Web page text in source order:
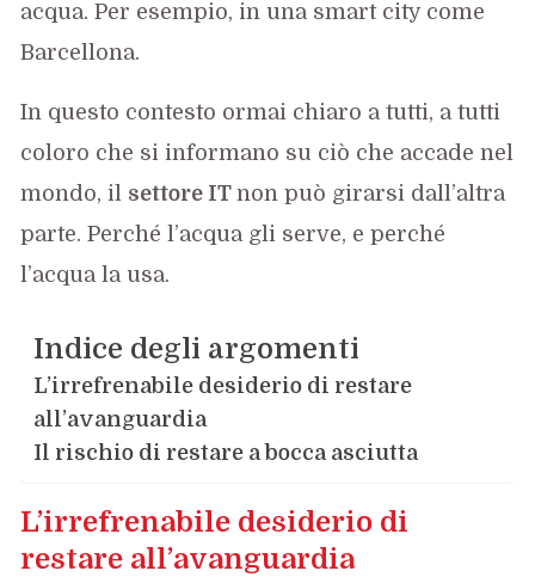
acqua. Per esempio, in una smart city come
Barcellona.
In questo contesto ormai chiaro a tutti, a tutti
coloro che si informano su ciò che accade nel
mondo, il settore ITnon può girarsi dall’altra
parte. Perché l’acqua gli serve, e perché
l’acqua la usa.
Indice degli argomenti
L’irrefrenabile desiderio di restare
all’avanguardia
Il rischio di restare a bocca asciutta
L’irrefrenabile desiderio di
restare all’avanguardia